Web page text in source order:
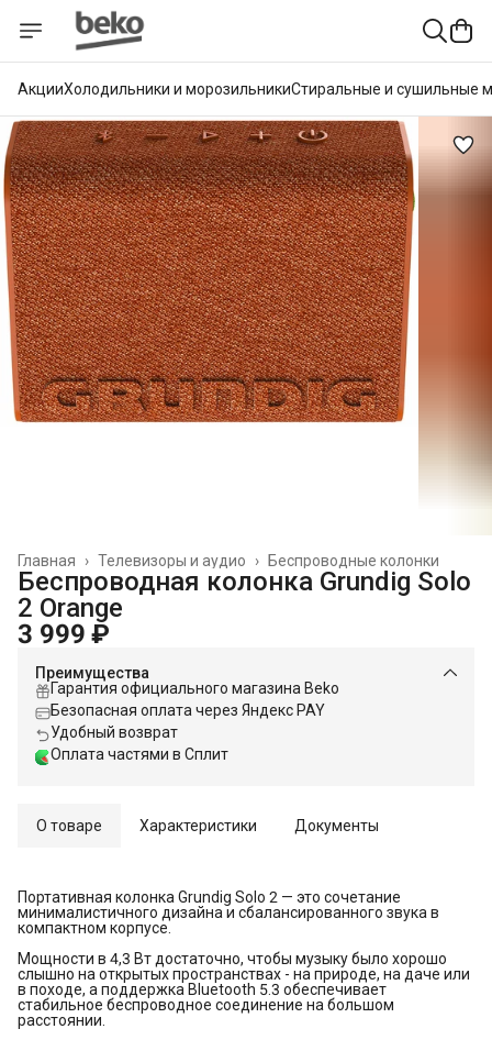
АкцииХолодильники и морозильникиСтиральные и сушильные
Беспроводные колонки
Телевизоры и аудио ›
Главная ›
Беспроводная колонка Grundig Solo
2 Orange
3 999 ₽
Преимущества
Гарантия официального магазина Beko
Безопасная оплата через Яндекс PAY
Удобный возврат
Оплата частями в Сплит
О товаре Характеристики Документы
Портативная колонка Grundig Solo 2 — это сочетание
минималистичного дизайна и сбалансированного звука в
компактном корпусе.
Мощности в 4,3 Вт достаточно, чтобы музыку было хорошо
слышно на открытых пространствах - на природе, на даче или
в походе, а поддержка Bluetooth 5.3 обеспечивает
стабильное беспроводное соединение на большом
расстоянии.